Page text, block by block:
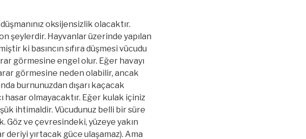
oksijensizlik olacaktır.
şeylerdir. Hayvanlar üzerinde yapılan
ki basıncın sıfıra düşmesi vücudu
görmesine engel olur. Eğer havayı
görmesine neden olabilir, ancak
burnunuzdan dışarı kaçacak
hasar olmayacaktır. Eğer kulak içiniz
ihtimaldir. Vücudunuz belli bir süre
Göz ve çevresindeki, yüzeye yakın
yırtacak güce ulaşamaz). Ama